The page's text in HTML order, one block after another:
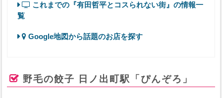
これまでの『有田哲平とコスられない街』の情報一
覧
Google地図から話題のお店を探す
野毛の餃子 日ノ出町駅「ぴんぞろ」